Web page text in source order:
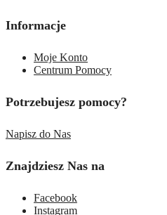
Informacje
Moje Konto
Centrum Pomocy
Potrzebujesz pomocy?
Napisz do Nas
Znajdziesz Nas na
Facebook
Instagram